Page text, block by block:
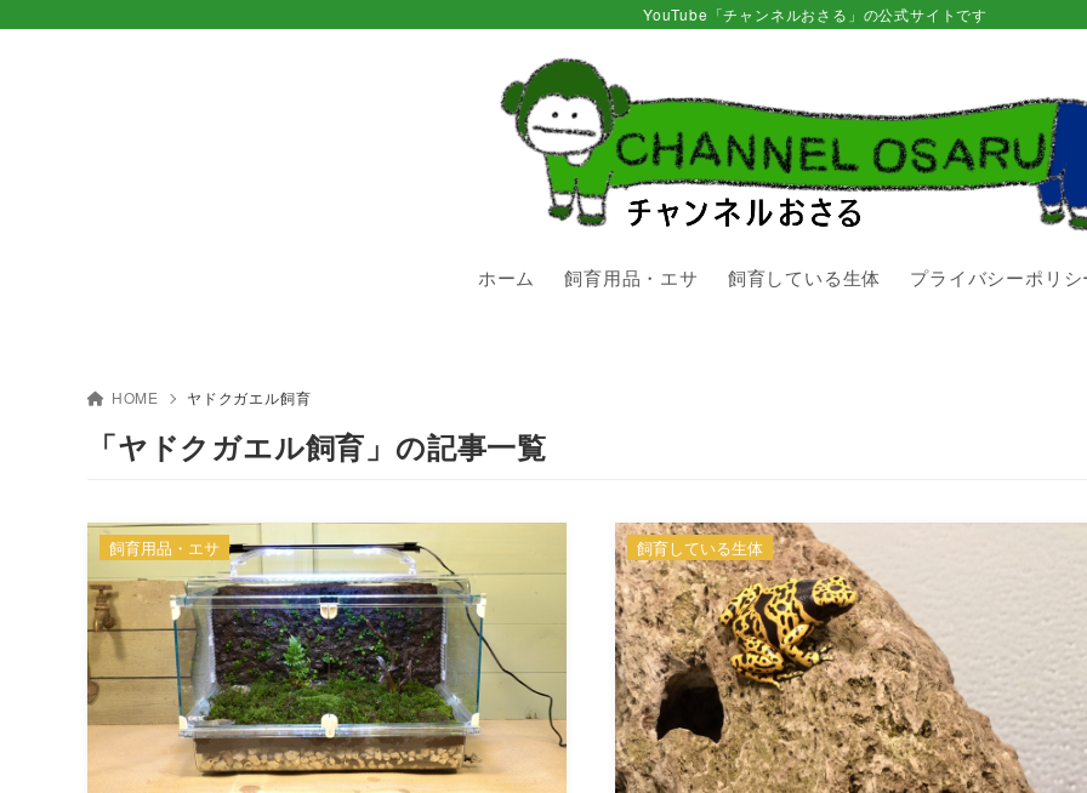
YouTube「チャンネルおさる」の公式サイトです
ホーム 飼育用品・エサ 飼育している生体 プライバシーポリ
HOME ヤドクガエル飼育
「ヤドクガエル飼育」の記事一覧
飼育用品・エサ 飼育している生体